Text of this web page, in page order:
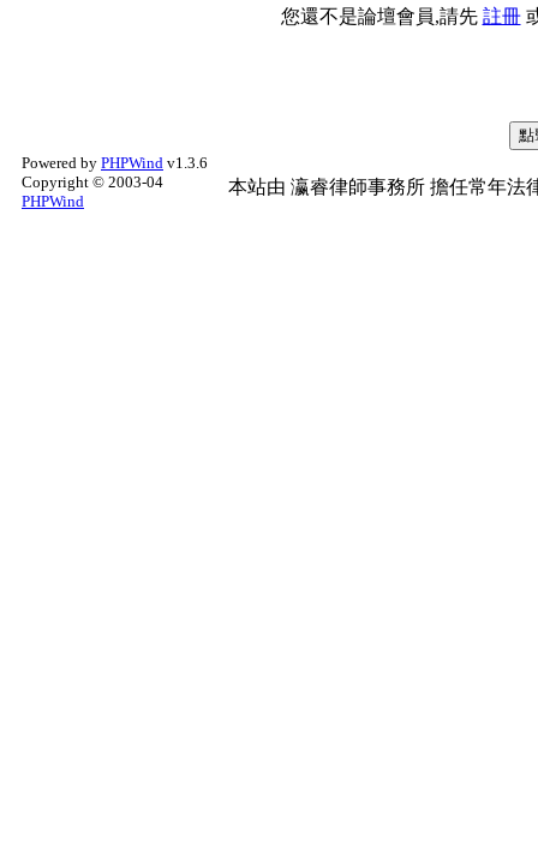
您還不是論壇會員,請先 註冊
Powered by PHPWind v1.3.6
Copyright © 2003-04
PHPWind
本站由 瀛睿律師事務所 擔任常年法